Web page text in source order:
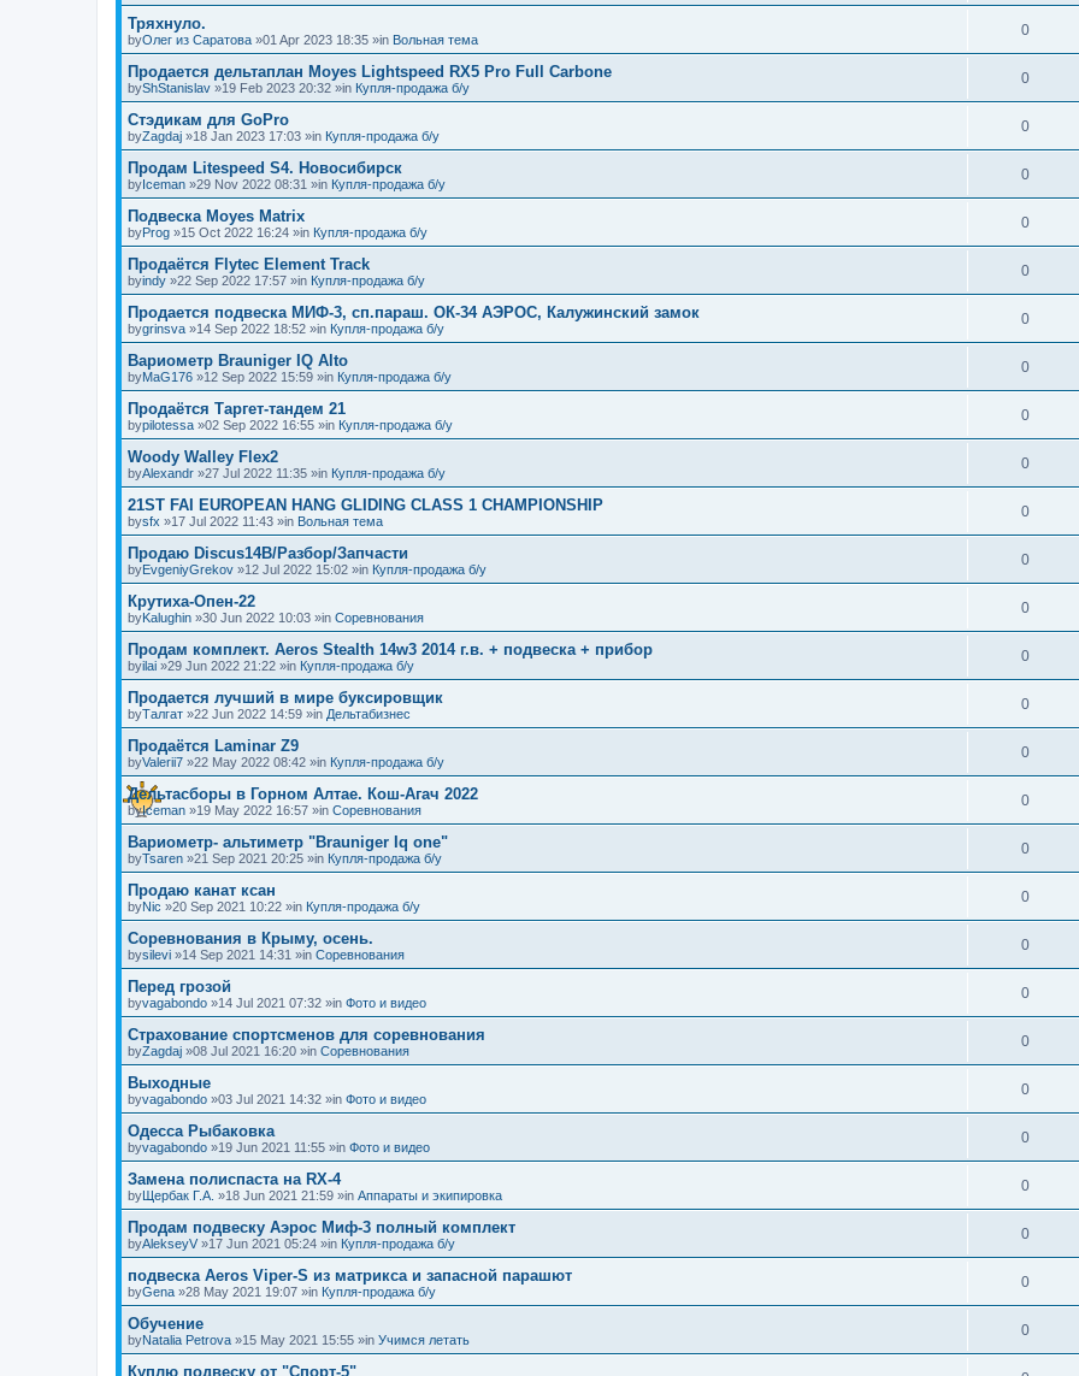
Тряхнуло.
byОлег из Саратова »01 Apr 2023 18:35 »in Вольная тема
0
Продается дельтаплан Moyes Lightspeed RX5 Pro Full Carbone
byShStanislav »19 Feb 2023 20:32 »in Купля-продажа б/у
0
Стэдикам для GoPro
byZagdaj »18 Jan 2023 17:03 »in Купля-продажа б/у
0
Продам Litespeed S4. Новосибирск
byIceman »29 Nov 2022 08:31 »in Купля-продажа б/у
0
Подвеска Moyes Matrix
byProg »15 Oct 2022 16:24 »in Купля-продажа б/у
0
Продаётся Flytec Element Track
byindy »22 Sep 2022 17:57 »in Купля-продажа б/у
0
Продается подвеска МИФ-3, сп.параш. ОК-34 АЭРОС, Калужинский замок
bygrinsva »14 Sep 2022 18:52 »in Купля-продажа б/у
0
Вариометр Brauniger IQ Alto
byMaG176 »12 Sep 2022 15:59 »in Купля-продажа б/у
0
Продаётся Таргет-тандем 21
bypilotessa »02 Sep 2022 16:55 »in Купля-продажа б/у
0
Woody Walley Flex2
byAlexandr »27 Jul 2022 11:35 »in Купля-продажа б/у
0
21ST FAI EUROPEAN HANG GLIDING CLASS 1 CHAMPIONSHIP
bysfx »17 Jul 2022 11:43 »in Вольная тема
0
Продаю Discus14B/Разбор/Запчасти
byEvgeniyGrekov »12 Jul 2022 15:02 »in Купля-продажа б/у
0
Крутиха-Опен-22
byKalughin »30 Jun 2022 10:03 »in Соревнования
0
Продам комплект. Aeros Stealth 14w3 2014 г.в. + подвеска + прибор
byilai »29 Jun 2022 21:22 »in Купля-продажа б/у
0
Продается лучший в мире буксировщик
byТалгат »22 Jun 2022 14:59 »in Дельтабизнес
0
Продаётся Laminar Z9
byValerii7 »22 May 2022 08:42 »in Купля-продажа б/у
0
Дельтасборы в Горном Алтае. Кош-Агач 2022
byIceman »19 May 2022 16:57 »in Соревнования
0
Вариометр- альтиметр "Brauniger Iq one"
byTsaren »21 Sep 2021 20:25 »in Купля-продажа б/у
0
Продаю канат ксан
byNic »20 Sep 2021 10:22 »in Купля-продажа б/у
0
Соревнования в Крыму, осень.
bysilevi »14 Sep 2021 14:31 »in Соревнования
0
Перед грозой
byvagabondo »14 Jul 2021 07:32 »in Фото и видео
0
Страхование спортсменов для соревнования
byZagdaj »08 Jul 2021 16:20 »in Соревнования
0
Выходные
byvagabondo »03 Jul 2021 14:32 »in Фото и видео
0
Одесса Рыбаковка
byvagabondo »19 Jun 2021 11:55 »in Фото и видео
0
Замена полиспаста на RX-4
byЩербак Г.А. »18 Jun 2021 21:59 »in Аппараты и экипировка
0
Продам подвеску Аэрос Миф-3 полный комплект
byAlekseyV »17 Jun 2021 05:24 »in Купля-продажа б/у
0
подвеска Aeros Viper-S из матрикса и запасной парашют
byGena »28 May 2021 19:07 »in Купля-продажа б/у
0
Обучение
byNatalia Petrova »15 May 2021 15:55 »in Учимся летать
0
Куплю подвеску от "Спорт-5"